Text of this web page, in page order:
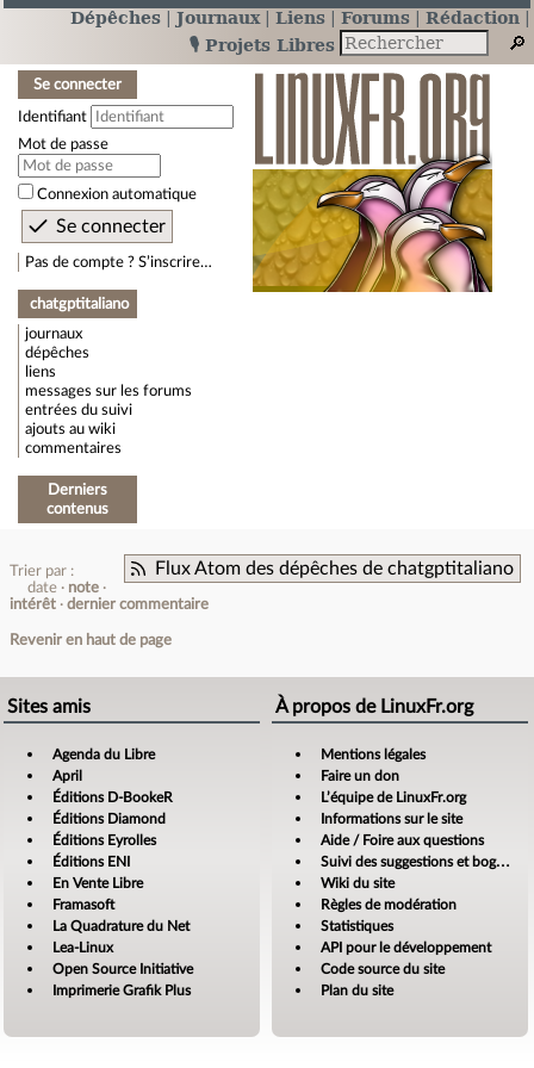
Dépêches Journaux Liens Forums
Rédaction
🎙️ Projets Libres
Se connecter
Identifiant
Mot de passe
Connexion automatique
Pas de compte ? S’inscrire…
chatgptitaliano
journaux
dépêches
liens
messages sur les forums
entrées du suivi
ajouts au wiki
commentaires
Derniers
contenus
Flux Atom des dépêches de chatgptitaliano
Trier par :
date
note
intérêt
dernier commentaire
Revenir en haut de page
Sites amis
Agenda du Libre
April
Éditions D-BookeR
Éditions Diamond
Éditions Eyrolles
Éditions ENI
En Vente Libre
Framasoft
La Quadrature du Net
Lea-Linux
Open Source Initiative
Imprimerie Grafik Plus
À propos de LinuxFr.org
Mentions légales
Faire un don
L’équipe de LinuxFr.org
Informations sur le site
Aide / Foire aux questions
Suivi des suggestions et bogues
Wiki du site
Règles de modération
Statistiques
API pour le développement
Code source du site
Plan du site